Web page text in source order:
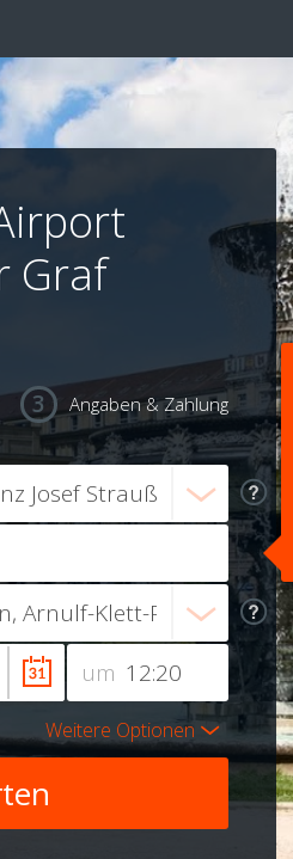
Graf
Angaben & Zahlung
um
Weitere Optionen